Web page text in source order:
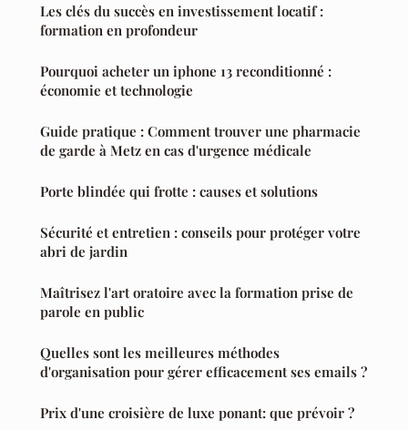
Les clés du succès en investissement locatif :
formation en profondeur
Pourquoi acheter un iphone 13 reconditionné :
économie et technologie
Guide pratique : Comment trouver une pharmacie
de garde à Metz en cas d'urgence médicale
Porte blindée qui frotte : causes et solutions
Sécurité et entretien : conseils pour protéger votre
abri de jardin
Maîtrisez l'art oratoire avec la formation prise de
parole en public
Quelles sont les meilleures méthodes
d'organisation pour gérer efficacement ses emails ?
Prix d'une croisière de luxe ponant: que prévoir ?